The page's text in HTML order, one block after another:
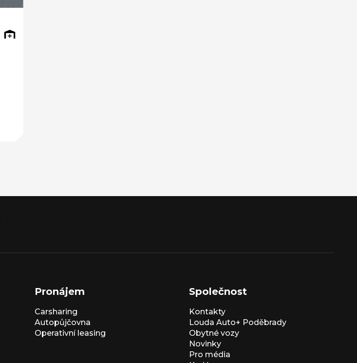
Pronájem
Carsharing
Autopůjčovna
Operativní leasing
Společnost
Kontakty
Louda Auto+ Poděbrady
Obytné vozy
Novinky
Pro média